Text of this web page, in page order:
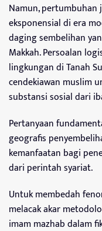
Namun,
eksponensial di era
daging sembelihan
Makkah. Persoalan
lingkungan di Tanah
cendekiawan muslim
substansi sosial dari
Pertanyaan
geografis
kemanfaatan bagi
dari perintah syariat.
Untuk membedah
melacak akar
imam mazhab dalam